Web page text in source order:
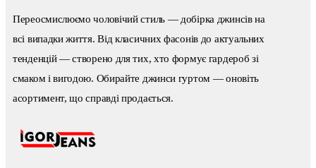
Переосмислюємо чоловічий стиль — добірка джинсів на
всі випадки життя. Від класичних фасонів до актуальних
тенденцій — створено для тих, хто формує гардероб зі
смаком і вигодою. Обирайте джинси гуртом — оновіть
асортимент, що справді продається.